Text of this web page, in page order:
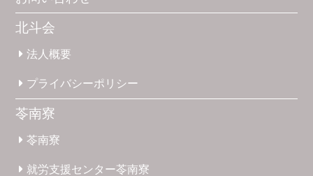
北斗会
法人概要
プライバシーポリシー
苓南寮
苓南寮
就労支援センター苓南寮